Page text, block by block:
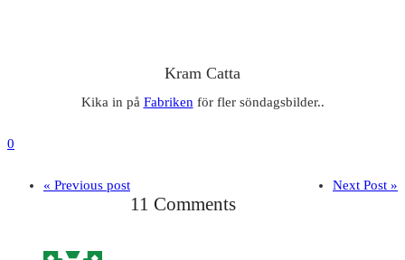
Kram Catta
Kika in på Fabrikenför fler söndagsbilder..
0
« Previous post Next Post »
11 Comments